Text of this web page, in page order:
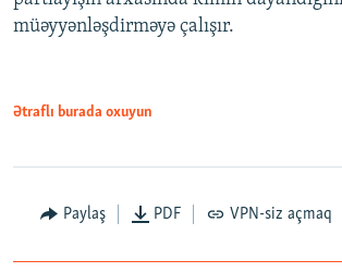
müəyyənləşdirməyə çalışır.
Ətraflı burada oxuyun
Paylaş PDF VPN-siz açmaq